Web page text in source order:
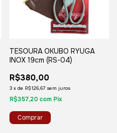
TESOURA OKUBO RYUGA
INOX 19cm (RS-04)
R$380,00
3 x de R$126,67 sem juros
R$357,20 com Pix